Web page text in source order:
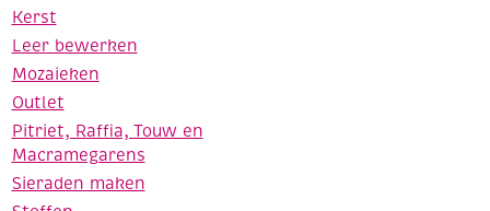
Kerst
Leer bewerken
Mozaieken
Outlet
Pitriet, Raffia, Touw en
Macramegarens
Sieraden maken